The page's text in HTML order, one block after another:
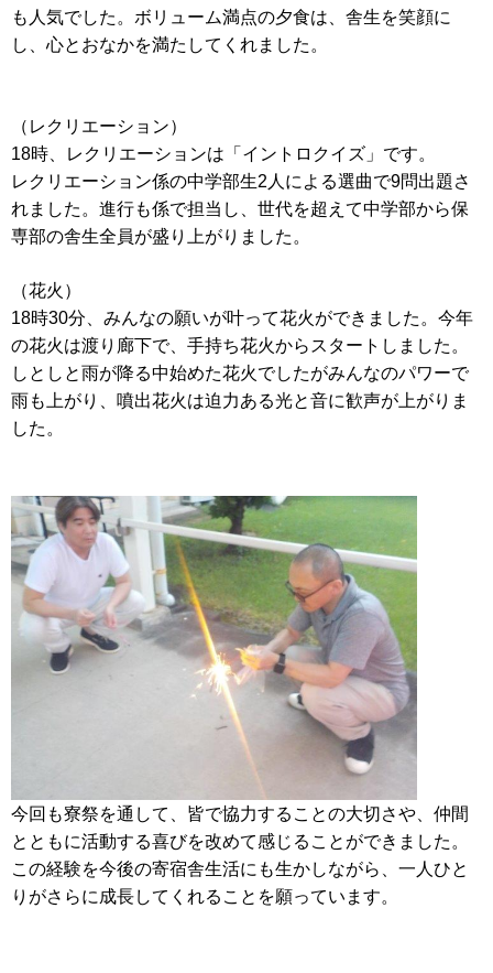
も人気でした。ボリューム満点の夕食は、舎生を笑顔に
し、心とおなかを満たしてくれました。
（レクリエーション）
18時、レクリエーションは「イントロクイズ」です。
レクリエーション係の中学部生2人による選曲で9問出題さ
れました。進行も係で担当し、世代を超えて中学部から保
専部の舎生全員が盛り上がりました。
（花火）
18時30分、みんなの願いが叶って花火ができました。今年
の花火は渡り廊下で、手持ち花火からスタートしました。
しとしと雨が降る中始めた花火でしたがみんなのパワーで
雨も上がり、噴出花火は迫力ある光と音に歓声が上がりま
した。
今回も寮祭を通して、皆で協力することの大切さや、仲間
とともに活動する喜びを改めて感じることができました。
この経験を今後の寄宿舎生活にも生かしながら、一人ひと
りがさらに成長してくれることを願っています。